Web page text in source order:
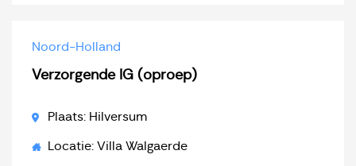
Noord-Holland
Verzorgende IG (oproep)
Plaats: Hilversum
Locatie: Villa Walgaerde